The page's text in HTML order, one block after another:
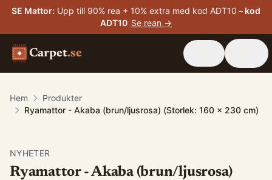
SE Mattor: Upp till 90% rea + 10% extra med kod ADT10 – kod
ADT10 Se rean →
Carpet.se
Hem
Produkter
Ryamattor - Akaba (brun/ljusrosa) (Storlek: 160 x 230 cm)
NYHETER
Ryamattor - Akaba (brun/ljusrosa)